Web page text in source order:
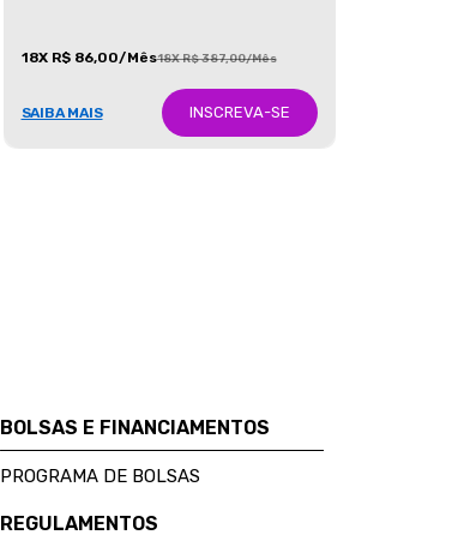
18X R$ 86,00/Mês18X R$ 387,00/Mês
SAIBA MAIS INSCREVA-SE
BOLSAS E FINANCIAMENTOS
PROGRAMA DE BOLSAS
REGULAMENTOS